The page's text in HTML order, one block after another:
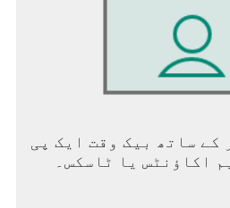
کے ساتھ بیک وقت ایک پی
اکاؤنٹس یا ٹاسکس۔